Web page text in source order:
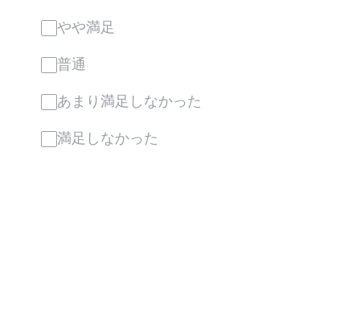
やや満足
普通
あまり満足しなかった
満足しなかった